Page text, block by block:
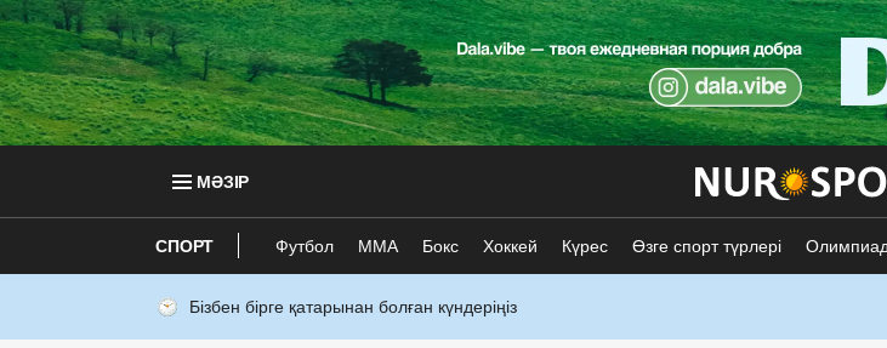
МӘЗІР
СПОРТ Футбол ММА Бокс Хоккей Күрес Өзге спорт түрлері
Бізбен бірге қатарынан болған күндеріңіз